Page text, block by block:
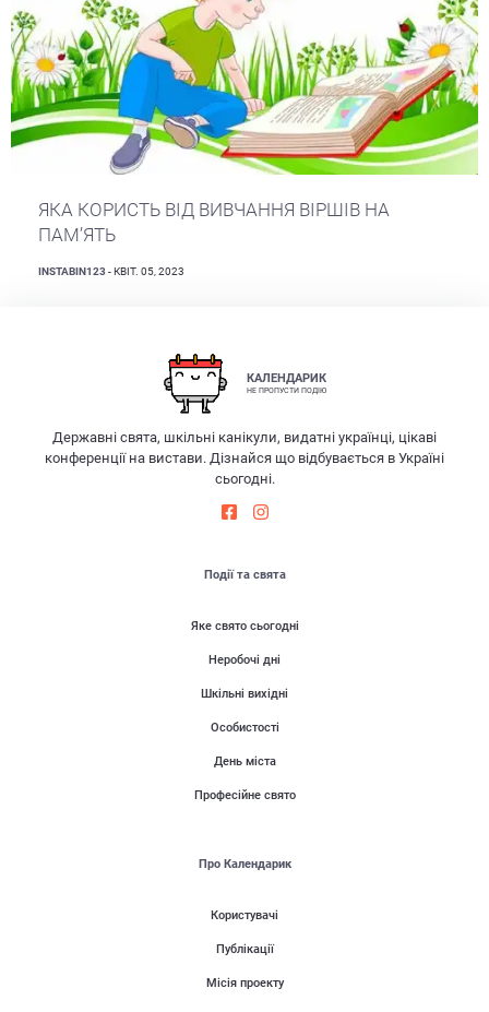
ЯКА КОРИСТЬ ВІД ВИВЧАННЯ ВІРШІВ НА
ПАМ’ЯТЬ
INSTABIN123 - КВІТ. 05, 2023
КАЛЕНДАРИК
НЕ ПРОПУСТИ ПОДІЮ
Державні свята, шкільні канікули, видатні українці, цікаві
конференції на вистави. Дізнайся що відбувається в Україні
сьогодні.
Події та свята
Яке свято сьогодні
Неробочі дні
Шкільні вихідні
Особистості
День міста
Професійне свято
Про Календарик
Користувачі
Публікації
Місія проекту